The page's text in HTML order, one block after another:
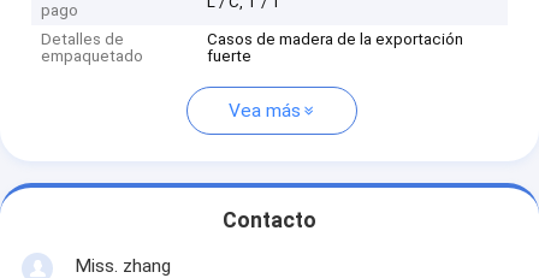
pago
Detalles de
empaquetado
Casos de madera de la exportación
fuerte
Vea más
Contacto
Miss. zhang